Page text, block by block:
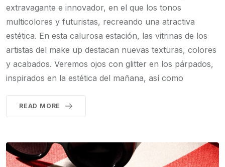
extravagante e innovador, en el que los tonos
multicolores y futuristas, recreando una atractiva
estética. En esta calurosa estación, las vitrinas de los
artistas del make up destacan nuevas texturas, colores
y acabados. Veremos ojos con glitter en los párpados,
inspirados en la estética del mañana, así como
READ MORE